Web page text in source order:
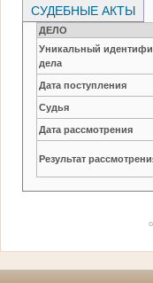
СУДЕБНЫЕ АКТЫ
ДЕЛО
Уникальный
дела
Дата поступления
Судья
Дата рассмотрения
Результат